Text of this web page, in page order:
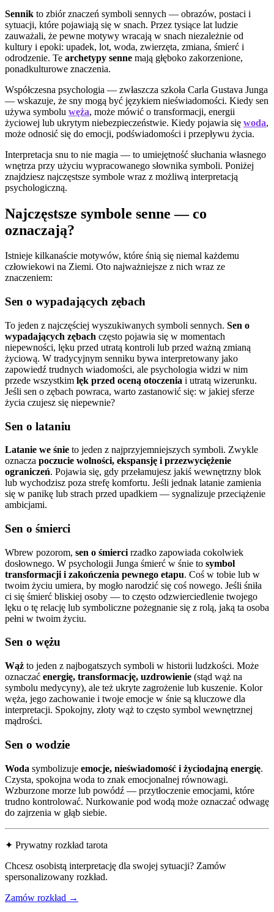
Sennik to zbiór znaczeń symboli sennych — obrazów, postaci i
sytuacji, które pojawiają się w snach. Przez tysiące lat ludzie
zauważali, że pewne motywy wracają w snach niezależnie od
kultury i epoki: upadek, lot, woda, zwierzęta, zmiana, śmierć i
odrodzenie. Te archetypy senne mają głęboko zakorzenione,
ponadkulturowe znaczenia.
Współczesna psychologia — zwłaszcza szkoła Carla Gustava Junga
— wskazuje, że sny mogą być językiem nieświadomości. Kiedy sen
używa symbolu węża, może mówić o transformacji, energii
życiowej lub ukrytym niebezpieczeństwie. Kiedy pojawia się woda,
może odnosić się do emocji, podświadomości i przepływu życia.
Interpretacja snu to nie magia — to umiejętność słuchania własnego
wnętrza przy użyciu wypracowanego słownika symboli. Poniżej
znajdziesz najczęstsze symbole wraz z możliwą interpretacją
psychologiczną.
Najczęstsze symbole senne — co
oznaczają?
Istnieje kilkanaście motywów, które śnią się niemal każdemu
człowiekowi na Ziemi. Oto najważniejsze z nich wraz ze
znaczeniem:
Sen o wypadających zębach
To jeden z najczęściej wyszukiwanych symboli sennych. Sen o
wypadających zębach często pojawia się w momentach
niepewności, lęku przed utratą kontroli lub przed ważną zmianą
życiową. W tradycyjnym senniku bywa interpretowany jako
zapowiedź trudnych wiadomości, ale psychologia widzi w nim
przede wszystkim lęk przed oceną otoczenia i utratą wizerunku.
Jeśli sen o zębach powraca, warto zastanowić się: w jakiej sferze
życia czujesz się niepewnie?
Sen o lataniu
Latanie we śnie to jeden z najprzyjemniejszych symboli. Zwykle
oznacza poczucie wolności, ekspansję i przezwyciężenie
ograniczeń. Pojawia się, gdy przełamujesz jakiś wewnętrzny blok
lub wychodzisz poza strefę komfortu. Jeśli jednak latanie zamienia
się w panikę lub strach przed upadkiem — sygnalizuje przeciążenie
ambicjami.
Sen o śmierci
Wbrew pozorom, sen o śmierci rzadko zapowiada cokolwiek
dosłownego. W psychologii Junga śmierć w śnie to symbol
transformacji i zakończenia pewnego etapu. Coś w tobie lub w
twoim życiu umiera, by mogło narodzić się coś nowego. Jeśli śniła
ci się śmierć bliskiej osoby — to często odzwierciedlenie twojego
lęku o tę relację lub symboliczne pożegnanie się z rolą, jaką ta osoba
pełni w twoim życiu.
Sen o wężu
Wąż to jeden z najbogatszych symboli w historii ludzkości. Może
oznaczać energię, transformację, uzdrowienie (stąd wąż na
symbolu medycyny), ale też ukryte zagrożenie lub kuszenie. Kolor
węża, jego zachowanie i twoje emocje w śnie są kluczowe dla
interpretacji. Spokojny, złoty wąż to często symbol wewnętrznej
mądrości.
Sen o wodzie
Woda symbolizuje emocje, nieświadomość i życiodajną energię.
Czysta, spokojna woda to znak emocjonalnej równowagi.
Wzburzone morze lub powódź — przytłoczenie emocjami, które
trudno kontrolować. Nurkowanie pod wodą może oznaczać odwagę
do zajrzenia w głąb siebie.
✦ Prywatny rozkład tarota
Chcesz osobistą interpretację dla swojej sytuacji? Zamów
spersonalizowany rozkład.
Zamów rozkład →